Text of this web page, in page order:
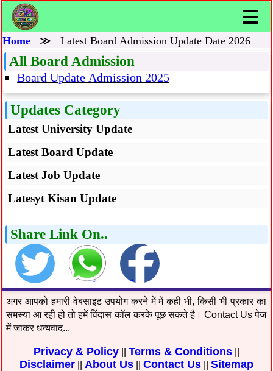
Home ≫ Latest Board Admission Update Date 2026
All Board Admission
Board Update Admission 2025
Updates Category
Latest University Update
Latest Board Update
Latest Job Update
Latesyt Kisan Update
Share Link On..
अगर आपको हमारी वेबसाइट उपयोग करने में में कही भी, किसी भी प्रकार का
समस्या आ रही हो तो हमें विंदास कॉल करके पूछ सकते है। Contact Us पेज
में जाकर धन्यवाद...
Privacy & Policy Terms & Conditions
Disclaimer About Us Contact Us Sitemap